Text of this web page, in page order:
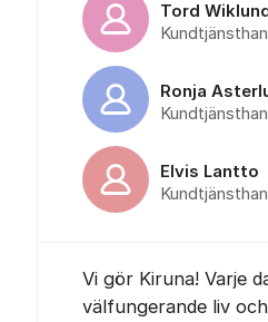
Tord
Ronja
Elvis Lantto
Vi gör Kiruna! Varje
välfungerande liv